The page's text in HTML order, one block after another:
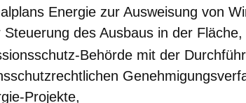
Energie zur Ausweisung von
des Ausbaus in der Fläche,
Behörde mit der
Projekte,